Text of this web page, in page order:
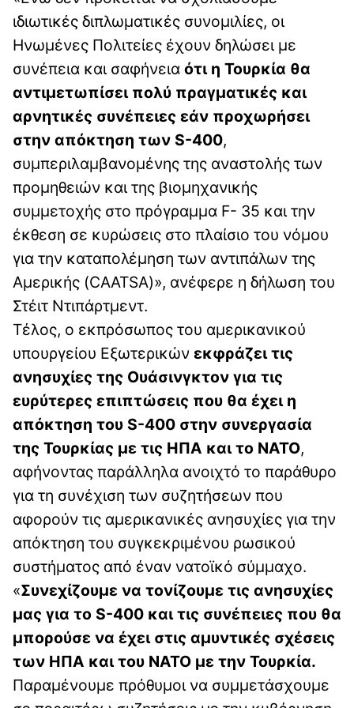
ιδιωτικές διπλωματικές συνομιλίες, οι
Ηνωμένες Πολιτείες έχουν δηλώσει με
συνέπεια και σαφήνεια ότι η Τουρκία θα
αντιμετωπίσει πολύ πραγματικές και
αρνητικές συνέπειες εάν προχωρήσει
στην απόκτηση των S-400,
συμπεριλαμβανομένης της αναστολής των
προμηθειών και της βιομηχανικής
συμμετοχής στο πρόγραμμα F- 35 και την
έκθεση σε κυρώσεις στο πλαίσιο του νόμου
για την καταπολέμηση των αντιπάλων της
Αμερικής (CAATSA)», ανέφερε η δήλωση του
Στέιτ Ντιπάρτμεντ.
Τέλος, ο εκπρόσωπος του αμερικανικού
υπουργείου Εξωτερικών εκφράζει τις
ανησυχίες της Ουάσινγκτον για τις
ευρύτερες επιπτώσεις που θα έχει η
απόκτηση του S-400 στην συνεργασία
της Τουρκίας με τις ΗΠΑ και το ΝΑΤΟ,
αφήνοντας παράλληλα ανοιχτό το παράθυρο
για τη συνέχιση των συζητήσεων που
αφορούν τις αμερικανικές ανησυχίες για την
απόκτηση του συγκεκριμένου ρωσικού
συστήματος από έναν νατοϊκό σύμμαχο.
«Συνεχίζουμε να τονίζουμε τις ανησυχίες
μας για το S-400 και τις συνέπειες που θα
μπορούσε να έχει στις αμυντικές σχέσεις
των ΗΠΑ και του ΝΑΤΟ με την Τουρκία.
Παραμένουμε πρόθυμοι να συμμετάσχουμε